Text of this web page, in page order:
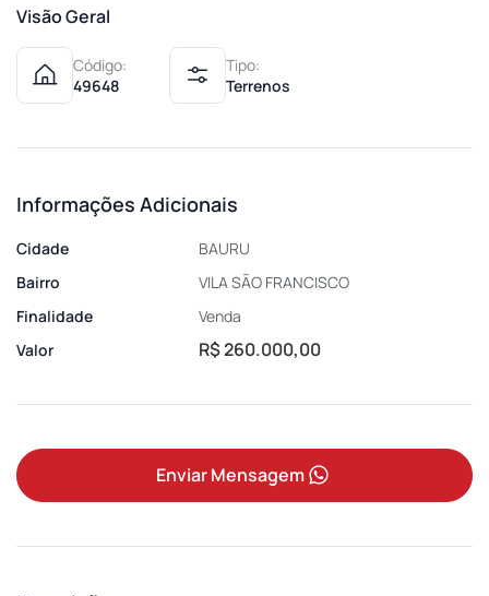
Visão Geral
Código:
49648
Tipo:
Terrenos
Informações Adicionais
Cidade
BAURU
Bairro
VILA SÃO FRANCISCO
Finalidade
Venda
Valor
R$ 260.000,00
Enviar Mensagem